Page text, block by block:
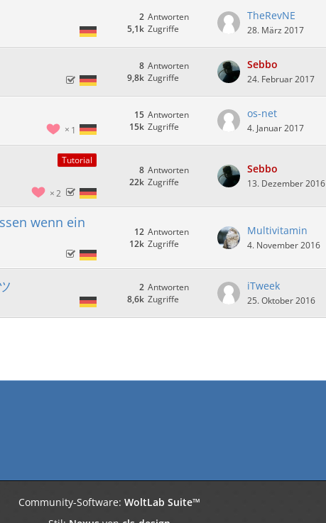
Antworten
2
Zugriffe
5,1k
TheRevNE
28. März 2017
Antworten
8
Zugriffe
9,8k
Sebbo
24. Februar 2017
1
Antworten
15
Zugriffe
15k
os-net
4. Januar 2017
Tutorial
2
Antworten
8
Zugriffe
22k
Sebbo
13. Dezember 2016
wenn ein
Antworten
12
Zugriffe
12k
Multivitamin
4. November 2016
Antworten
2
Zugriffe
8,6k
iTweek
25. Oktober 2016
Community-Software: WoltLab Suite™